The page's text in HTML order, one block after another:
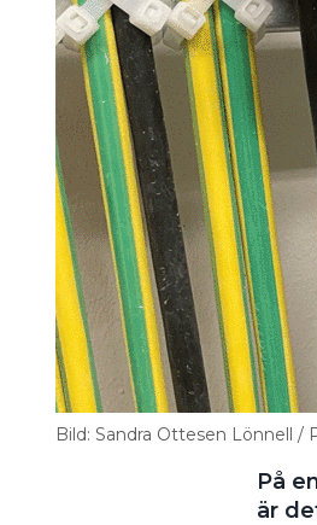
Bild: Sandra Ottesen Lönnell /
På
är